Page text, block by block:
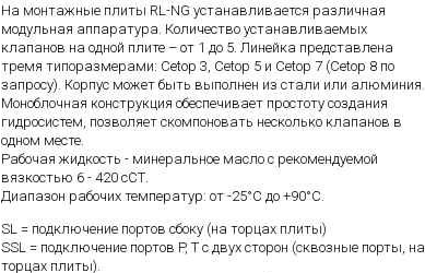
На монтажные плиты RL-NG устанавливается различная
модульная аппаратура. Количество устанавливаемых
клапанов на одной плите – от 1 до 5. Линейка представлена
тремя типоразмерами: Cetop 3, Cetop 5 и Cetop 7 (Cetop 8 по
запросу). Корпус может быть выполнен из стали или алюминия.
Моноблочная конструкция обеспечивает простоту создания
гидросистем, позволяет скомпоновать несколько клапанов в
одном месте.
Рабочая жидкость - минеральное масло с рекомендуемой
вязкостью 6 - 420 сСТ.
Диапазон рабочих температур: от -25°С до +90°С.
SL = подключение портов сбоку (на торцах плиты)
SSL = подключение портов P, Т с двух сторон (сквозные порты, на
торцах плиты).